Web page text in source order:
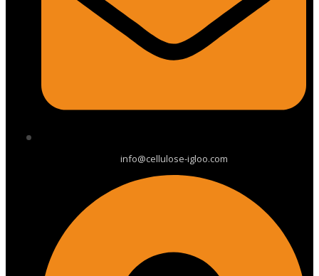
info@cellulose-igloo.com